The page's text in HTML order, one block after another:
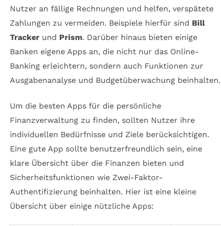
Nutzer an fällige Rechnungen und helfen, verspätete
Zahlungen zu vermeiden. Beispiele hierfür sind Bill
Tracker und Prism. Darüber hinaus bieten einige
Banken eigene Apps an, die nicht nur das Online-
Banking erleichtern, sondern auch Funktionen zur
Ausgabenanalyse und Budgetüberwachung beinhalten.
Um die besten Apps für die persönliche
Finanzverwaltung zu finden, sollten Nutzer ihre
individuellen Bedürfnisse und Ziele berücksichtigen.
Eine gute App sollte benutzerfreundlich sein, eine
klare Übersicht über die Finanzen bieten und
Sicherheitsfunktionen wie Zwei-Faktor-
Authentifizierung beinhalten. Hier ist eine kleine
Übersicht über einige nützliche Apps: